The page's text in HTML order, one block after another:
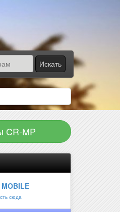
Искать
CR-MP
сюда